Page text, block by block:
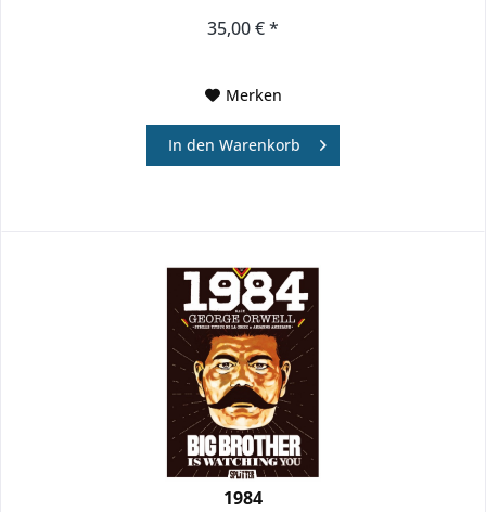
35,00 € *
Merken
In den Warenkorb
1984